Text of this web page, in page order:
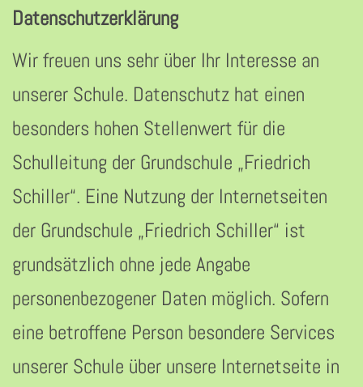
Datenschutzerklärung
Wir freuen uns sehr über Ihr Interesse an
unserer Schule. Datenschutz hat einen
besonders hohen Stellenwert für die
Schulleitung der Grundschule „Friedrich
Schiller“. Eine Nutzung der Internetseiten
der Grundschule „Friedrich Schiller“ ist
grundsätzlich ohne jede Angabe
personenbezogener Daten möglich. Sofern
eine betroffene Person besondere Services
unserer Schule über unsere Internetseite in